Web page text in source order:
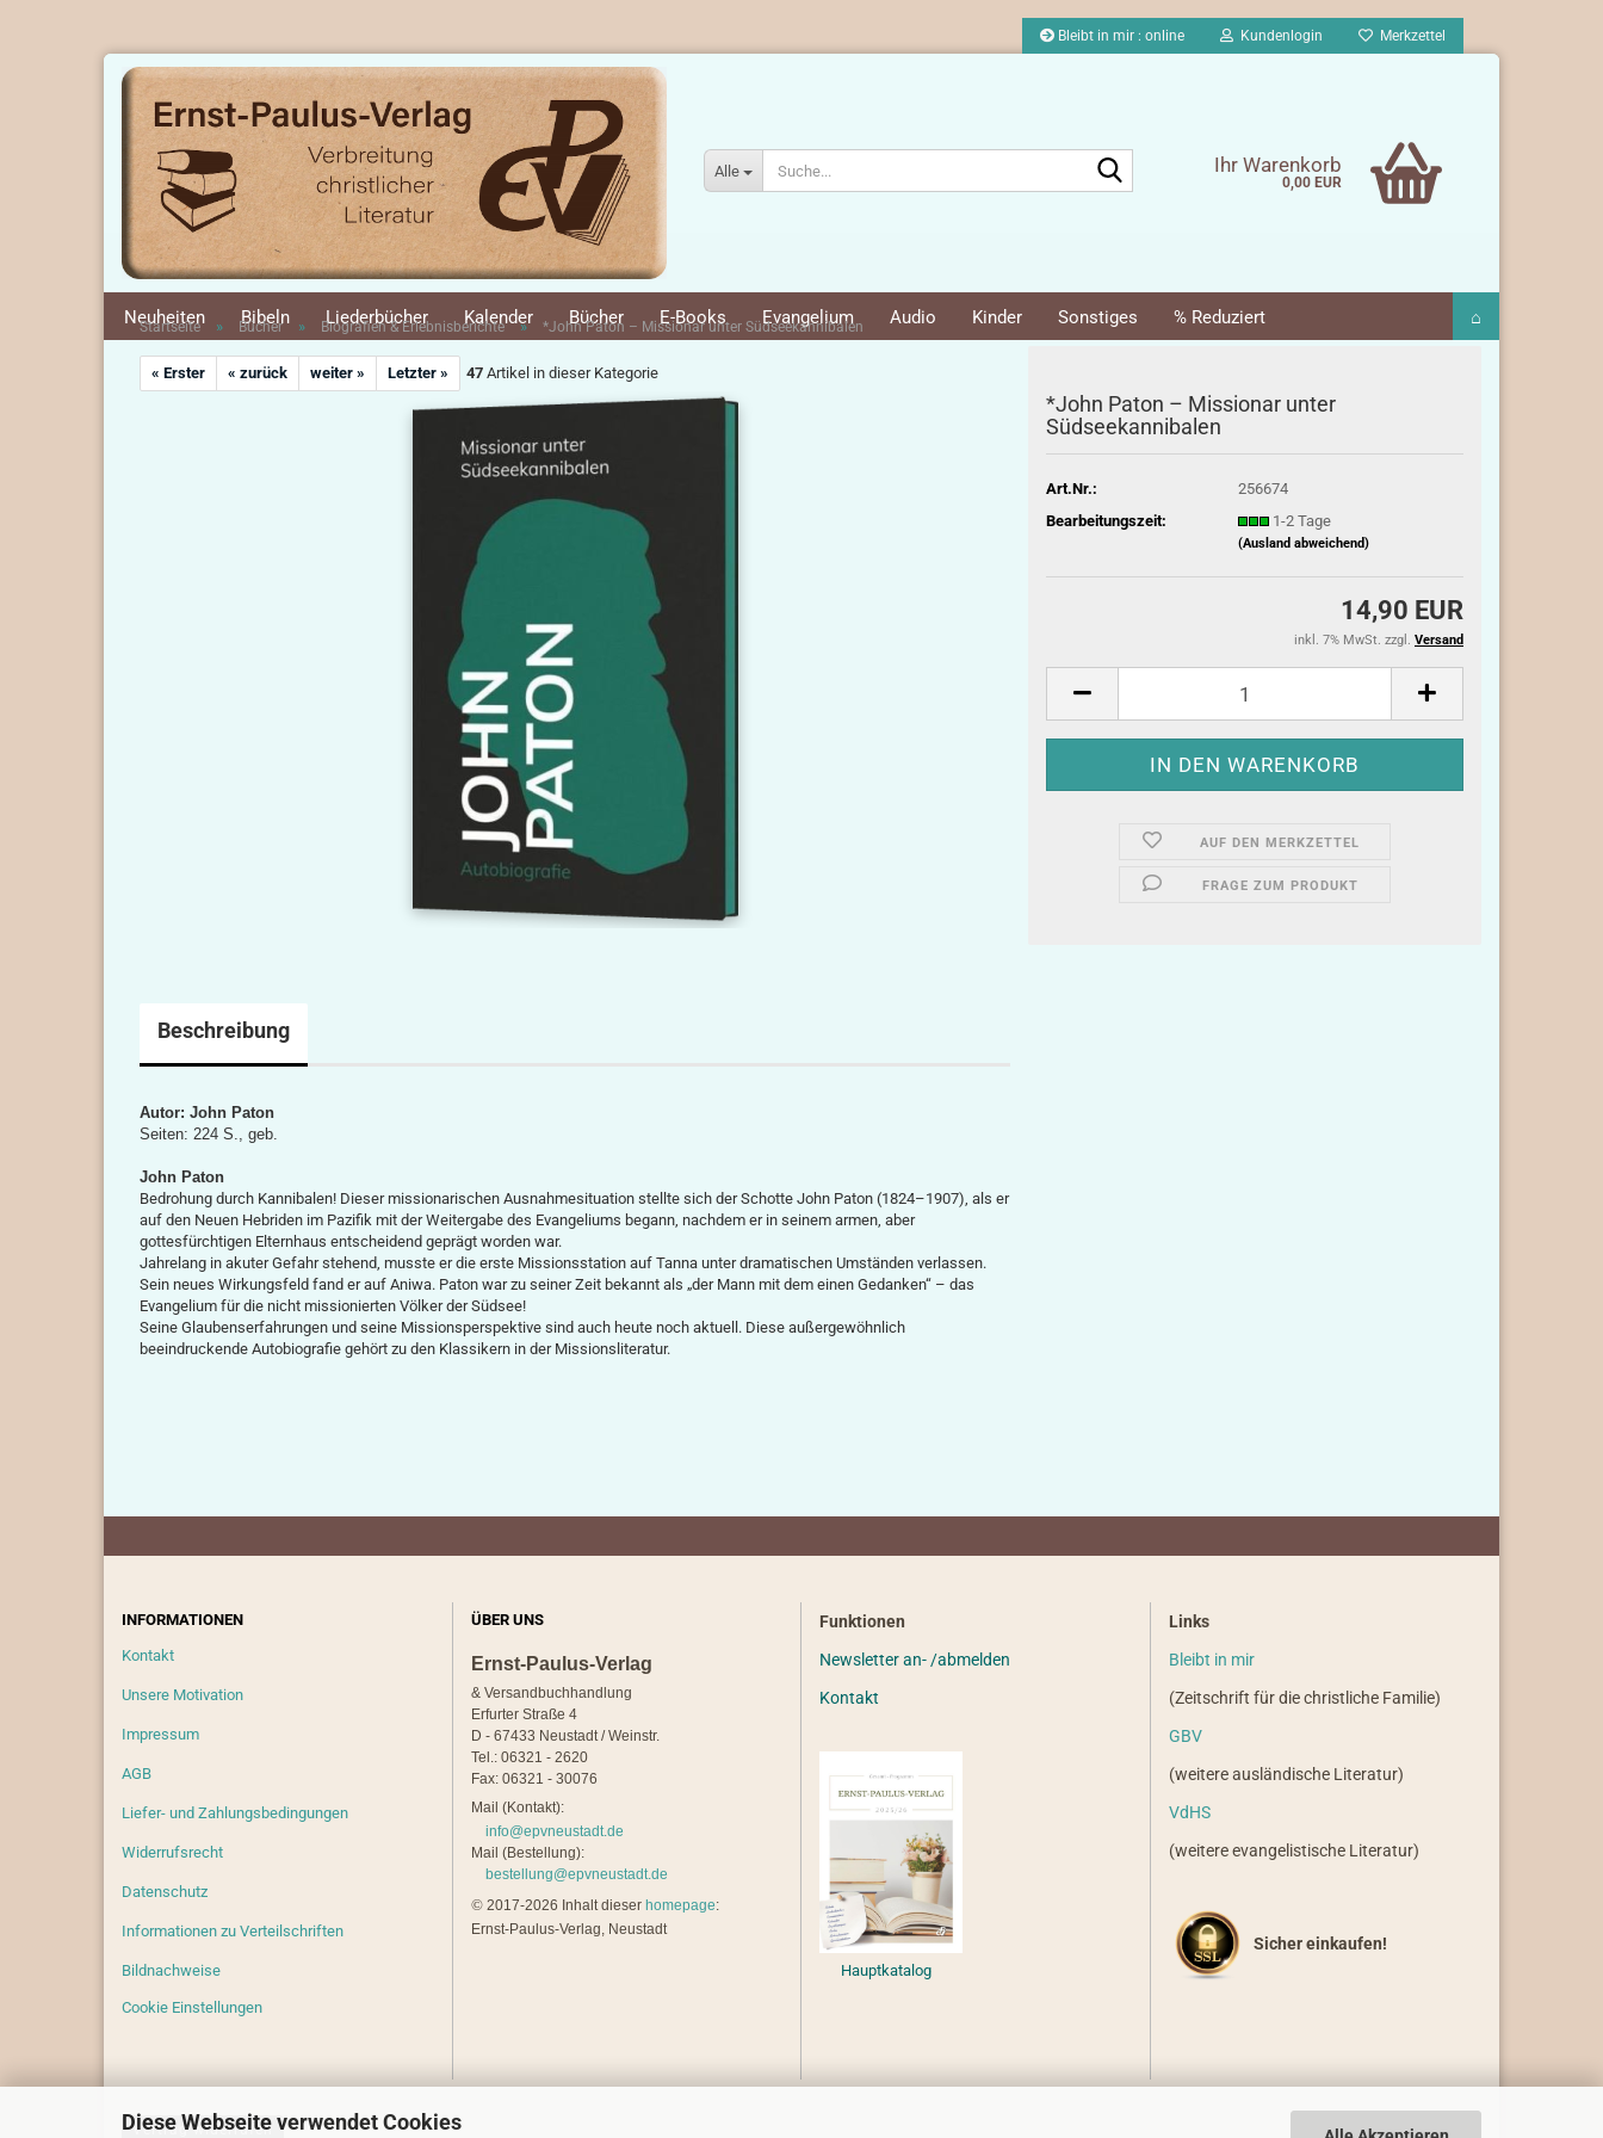
Diese Webseite verwendet Cookies
Bleibt in mir : online Kundenlogin Merkzettel
Alle Ihr Warenkorb
0,00 EUR
Neuheiten Bibeln Liederbücher Kalender Bücher E-Books Evangelium Audio Kinder Sonstiges % Reduziert ⌂
Startseite » Bücher » Biografien & Erlebnisberichte » *John Paton – Missionar unter Südseekannibalen
« Erster « zurück weiter » Letzter » 47 Artikel in dieser Kategorie
*John Paton – Missionar unter
Südseekannibalen
Art.Nr.:
256674
Bearbeitungszeit:
1-2 Tage
(Ausland abweichend)
14,90 EUR
inkl. 7% MwSt. zzgl. Versand
AUF DEN MERKZETTEL
FRAGE ZUM PRODUKT
Beschreibung
Autor: John Paton
Seiten: 224 S., geb.
John Paton
Bedrohung durch Kannibalen! Dieser missionarischen Ausnahmesituation stellte sich der Schotte John Paton (1824–1907), als er
auf den Neuen Hebriden im Pazifik mit der Weitergabe des Evangeliums begann, nachdem er in seinem armen, aber
gottesfürchtigen Elternhaus entscheidend geprägt worden war.
Jahrelang in akuter Gefahr stehend, musste er die erste Missionsstation auf Tanna unter dramatischen Umständen verlassen.
Sein neues Wirkungsfeld fand er auf Aniwa. Paton war zu seiner Zeit bekannt als „der Mann mit dem einen Gedanken“ – das
Evangelium für die nicht missionierten Völker der Südsee!
Seine Glaubenserfahrungen und seine Missionsperspektive sind auch heute noch aktuell. Diese außergewöhnlich
beeindruckende Autobiografie gehört zu den Klassikern in der Missionsliteratur.
INFORMATIONEN
Kontakt
Unsere Motivation
Impressum
AGB
Liefer- und Zahlungsbedingungen
Widerrufsrecht
Datenschutz
Informationen zu Verteilschriften
Bildnachweise
Cookie Einstellungen
ÜBER UNS
Ernst-Paulus-Verlag
& Versandbuchhandlung
Erfurter Straße 4
D - 67433 Neustadt / Weinstr.
Tel.: 06321 - 2620
Fax: 06321 - 30076
Mail (Kontakt):
info@epvneustadt.de
Mail (Bestellung):
bestellung@epvneustadt.de
© 2017-2026 Inhalt dieser homepage:
Ernst-Paulus-Verlag, Neustadt
Funktionen
Newsletter an- /abmelden
Kontakt
Hauptkatalog
Links
Bleibt in mir
(Zeitschrift für die christliche Familie)
GBV
(weitere ausländische Literatur)
VdHS
(weitere evangelistische Literatur)
Sicher einkaufen!
Vertrag widerrufen